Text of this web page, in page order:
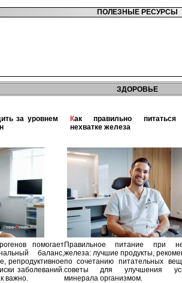
ПОЛЕЗНЫЕ РЕСУРСЫ
ЗДОРОВЬЕ
помогает
баланс,
репродуктивное
заболеваний.
важно.
Как правильно питаться при
нехватке железа
Правильное питание при
железа: лучшие продукты,
по сочетанию питательных
советы для улучшения
минерала организмом.